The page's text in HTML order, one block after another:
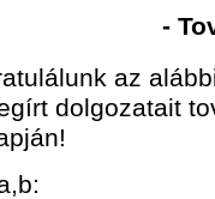
-
az
dolgozatait